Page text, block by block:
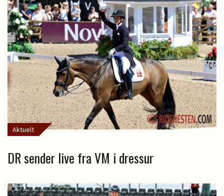
Aktuelt
DR sender live fra VM i dressur